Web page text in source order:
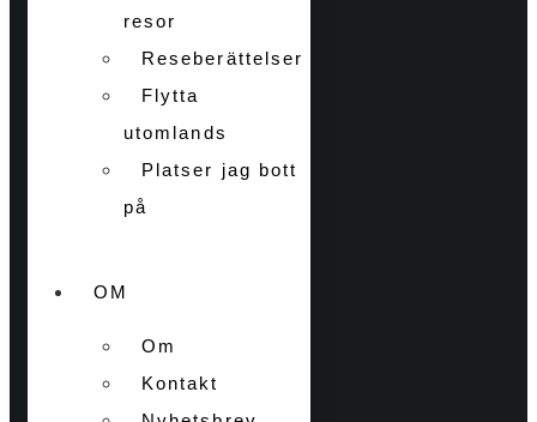
resor
Reseberättelser
Flytta
utomlands
Platser jag bott
på
OM
Om
Kontakt